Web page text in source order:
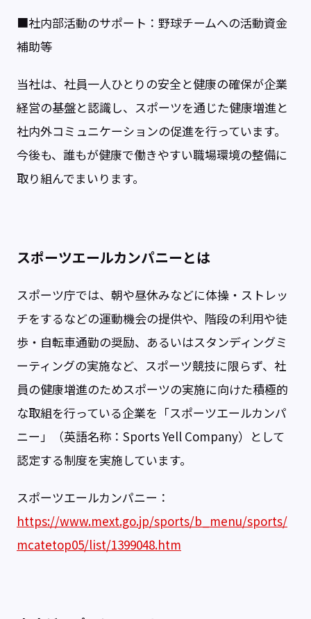
■社内部活動のサポート：野球チームへの活動資金
補助等
当社は、社員一人ひとりの安全と健康の確保が企業
経営の基盤と認識し、スポーツを通じた健康増進と
社内外コミュニケーションの促進を行っています。
今後も、誰もが健康で働きやすい職場環境の整備に
取り組んでまいります。
スポーツエールカンパニーとは
スポーツ庁では、朝や昼休みなどに体操・ストレッ
チをするなどの運動機会の提供や、階段の利用や徒
歩・自転車通勤の奨励、あるいはスタンディングミ
ーティングの実施など、スポーツ競技に限らず、社
員の健康増進のためスポーツの実施に向けた積極的
な取組を行っている企業を「スポーツエールカンパ
ニー」（英語名称：Sports Yell Company）として
認定する制度を実施しています。
スポーツエールカンパニー：
https://www.mext.go.jp/sports/b_menu/sports/
mcatetop05/list/1399048.htm